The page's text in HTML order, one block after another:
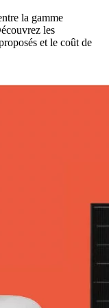
la gamme
les
et le coût de